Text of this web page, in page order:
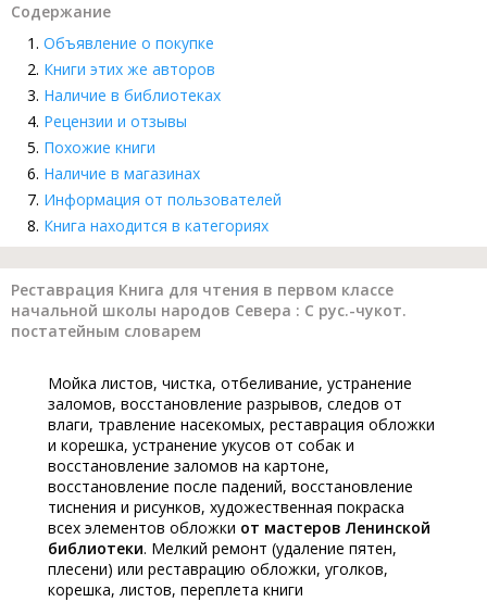
Содержание
Объявление о покупке
Книги этих же авторов
Наличие в библиотеках
Рецензии и отзывы
Похожие книги
Наличие в магазинах
Информация от пользователей
Книга находится в категориях
Реставрация Книга для чтения в первом классе
начальной школы народов Севера : С рус.-чукот.
постатейным словарем
Мойка листов, чистка, отбеливание, устранение
заломов, восстановление разрывов, следов от
влаги, травление насекомых, реставрация обложки
и корешка, устранение укусов от собак и
восстановление заломов на картоне,
восстановление после падений, восстановление
тиснения и рисунков, художественная покраска
всех элементов обложки от мастеров Ленинской
библиотеки. Мелкий ремонт (удаление пятен,
плесени) или реставрацию обложки, уголков,
корешка, листов, переплета книги